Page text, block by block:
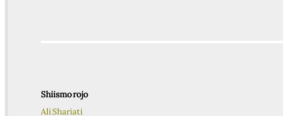
Shiismo rojo
Ali Shariati